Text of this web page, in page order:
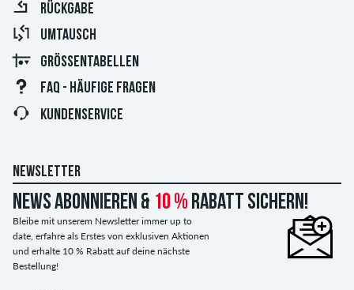
RÜCKGABE
UMTAUSCH
GRÖSSENTABELLEN
FAQ - HÄUFIGE FRAGEN
KUNDENSERVICE
NEWSLETTER
News abonnieren & 10 % Rabatt sichern!
Bleibe mit unserem Newsletter immer up to
date, erfahre als Erstes von exklusiven Aktionen
und erhalte 10 % Rabatt auf deine nächste
Bestellung!